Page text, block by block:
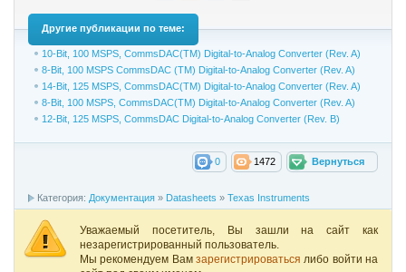
Другие публикации по теме:
10-Bit, 100 MSPS, CommsDAC(TM) Digital-to-Analog Converter (Rev. A)
8-Bit, 100 MSPS CommsDAC (TM) Digital-to-Analog Converter (Rev. A)
14-Bit, 125 MSPS, CommsDAC(TM) Digital-to-Analog Converter (Rev. A)
8-Bit, 100 MSPS, CommsDAC(TM) Digital-to-Analog Converter (Rev. A)
12-Bit, 125 MSPS, CommsDAC Digital-to-Analog Converter (Rev. B)
Вернуться
1472
0
Категория: Документация » Datasheets » Texas Instruments
Уважаемый посетитель, Вы зашли на сайт как
незарегистрированный пользователь.
Мы рекомендуем Вам зарегистрироватьсялибо войти на